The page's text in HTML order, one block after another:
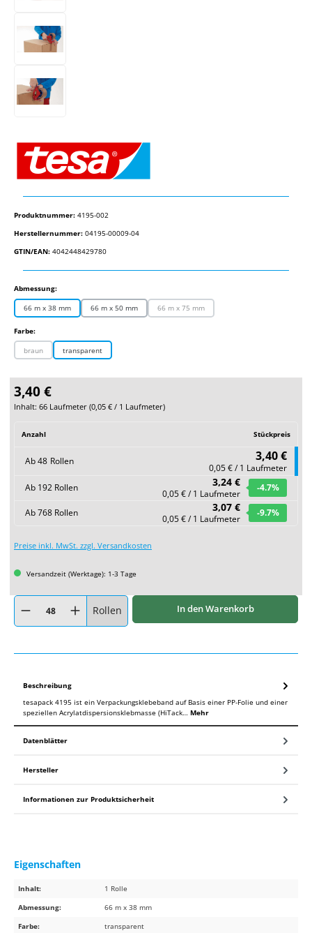
Produktnummer: 4195-002
Herstellernummer: 04195-00009-04
GTIN/EAN: 4042448429780
Abmessung:auswählen
66 m x 38 mm 66 m x 50 mm 66 m x 75 mm
(Diese Option ist zurzeit nicht verfügbar.)
Farbe:auswählen
braun
(Diese Option ist zurzeit nicht verfügbar.)
transparent
3,40 €
Inhalt: 66 Laufmeter (0,05 € / 1 Laufmeter)
Anzahl Stückpreis
Ab48 Rollen 3,40 €
0,05 € / 1 Laufmeter
Ab 192 Rollen 3,24 €
0,05 € / 1 Laufmeter
-4.7%
Ab768 Rollen 3,07 €
0,05 € / 1 Laufmeter
-9.7%
Preise inkl. MwSt. zzgl. Versandkosten
Versandzeit (Werktage): 1-3 Tage
Produkt Anzahl: Gib den gewünschten Wert ein oder benutze die Schaltflächen
Rollen In den Warenkorb
Beschreibung
tesapack 4195 ist ein Verpackungsklebeband auf Basis einer PP-Folie und einer
speziellen Acrylatdispersionsklebmasse (HiTack… Mehr
Datenblätter
Hersteller
Informationen zur Produktsicherheit
Eigenschaften
Inhalt:
1 Rolle
Abmessung:
66 m x 38 mm
Farbe:
transparent